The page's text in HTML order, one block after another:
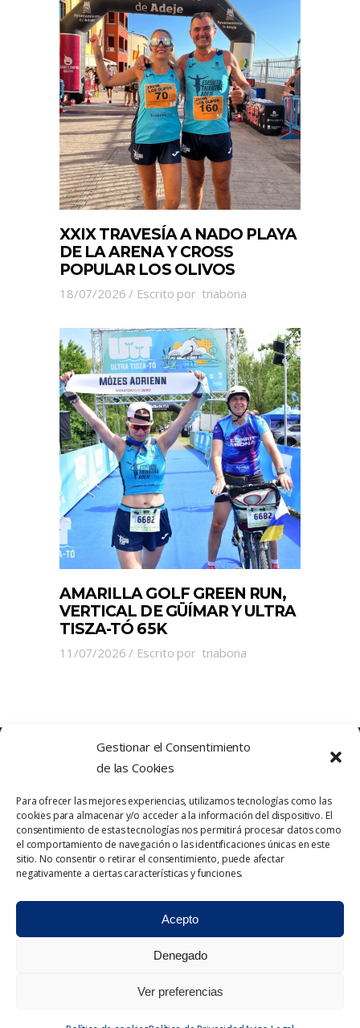
Gestionar el Consentimiento
de las Cookies
Para ofrecer las mejores experiencias, utilizamos tecnologías como las
cookies para almacenar y/o acceder a la información del dispositivo. El
consentimiento de estas tecnologías nos permitirá procesar datos como
el comportamiento de navegación o las identificaciones únicas en este
sitio. No consentir o retirar el consentimiento, puede afectar
negativamente a ciertas características y funciones.
Acepto
Denegado
Ver preferencias
XXIX TRAVESÍA A NADO PLAYA
DE LA ARENA Y CROSS
POPULAR LOS OLIVOS
18/07/2026 Escrito por triabona
AMARILLA GOLF GREEN RUN,
VERTICAL DE GÜÍMAR Y ULTRA
TISZA-TÓ 65K
11/07/2026 Escrito por triabona
Política de Privacidad